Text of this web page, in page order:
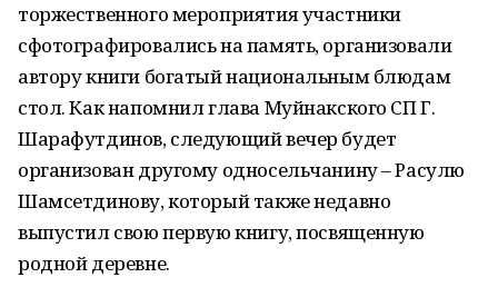
торжественного мероприятия участники
сфотографировались на память, организовали
автору книги богатый национальным блюдам
стол. Как напомнил глава Муйнакского СП Г.
Шарафутдинов, следующий вечер будет
организован другому односельчанину – Расулю
Шамсетдинову, который также недавно
выпустил свою первую книгу, посвященную
родной деревне.